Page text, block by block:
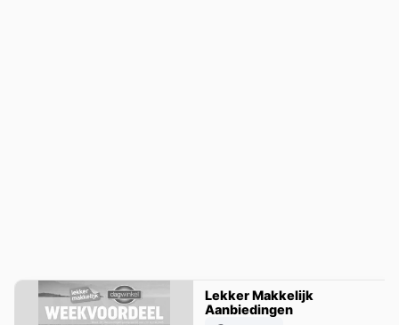
Lekker Makkelijk
Aanbiedingen